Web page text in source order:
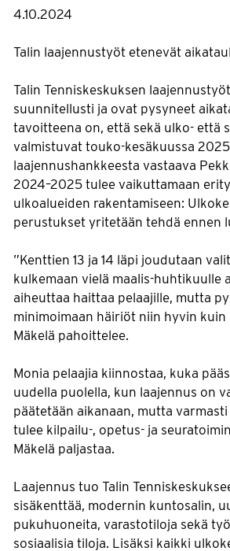
4.10.2024
Talin laajennustyöt etenevät
Talin Tenniskeskuksen
suunnitellusti ja ovat pysyneet
tavoitteena on, että sekä ulko- että
valmistuvat touko-kesäkuussa
laajennushankkeesta vastaava
2024–2025 tulee vaikuttamaan
ulkoalueiden rakentamiseen:
perustukset yritetään tehdä ennen
”Kenttien 13 ja 14 läpi joudutaan
kulkemaan vielä maalis-huhtikuulle
aiheuttaa haittaa pelaajille, mutta
minimoimaan häiriöt niin hyvin kuin
Mäkelä pahoittelee.
Monia pelaajia kiinnostaa, kuka
uudella puolella, kun laajennus on
päätetään aikanaan, mutta
tulee kilpailu-, opetus- ja
Mäkelä paljastaa.
Laajennus tuo Talin
sisäkenttää, modernin kuntosalin,
pukuhuoneita, varastotiloja sekä
sosiaalisia tiloja. Lisäksi kaikki